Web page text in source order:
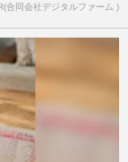
合同会社デジタルファーム )